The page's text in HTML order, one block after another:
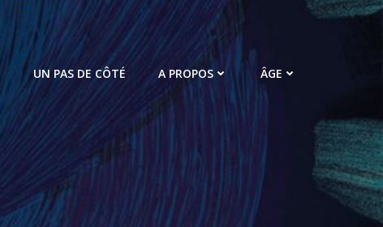
UN PAS DE CÔTÉ A PROPOS ÂGE